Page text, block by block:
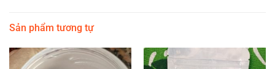
Sản phẩm tương tự